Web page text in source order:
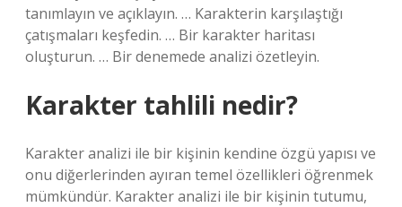
tanımlayın ve açıklayın. … Karakterin karşılaştığı
çatışmaları keşfedin. … Bir karakter haritası
oluşturun. … Bir denemede analizi özetleyin.
Karakter tahlili nedir?
Karakter analizi ile bir kişinin kendine özgü yapısı ve
onu diğerlerinden ayıran temel özellikleri öğrenmek
mümkündür. Karakter analizi ile bir kişinin tutumu,